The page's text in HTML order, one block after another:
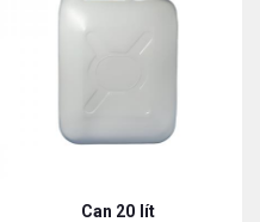
Can 20 lít